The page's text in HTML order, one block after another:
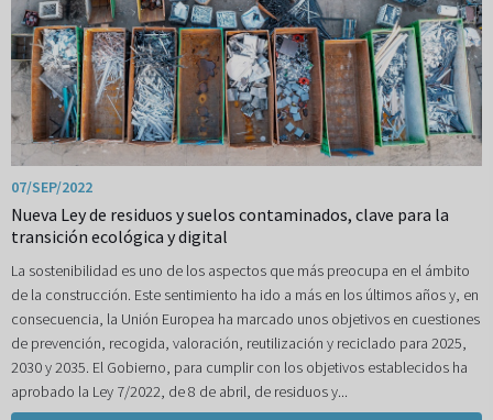
07/SEP/2022
Nueva Ley de residuos y suelos contaminados, clave para la
transición ecológica y digital
La sostenibilidad es uno de los aspectos que más preocupa en el ámbito
de la construcción. Este sentimiento ha ido a más en los últimos años y, en
consecuencia, la Unión Europea ha marcado unos objetivos en cuestiones
de prevención, recogida, valoración, reutilización y reciclado para 2025,
2030 y 2035. El Gobierno, para cumplir con los objetivos establecidos ha
aprobado la Ley 7/2022, de 8 de abril, de residuos y...